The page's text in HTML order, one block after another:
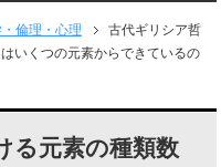
倫理・心理
古代ギリシア哲
いくつの元素からできているの
る元素の種類数